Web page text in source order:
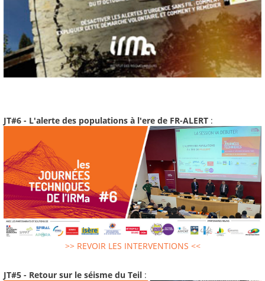
JT#6 - L'alerte des populations à l'ere de FR-ALERT :
>> REVOIR LES INTERVENTIONS <<
JT#5 - Retour sur le séisme du Teil :